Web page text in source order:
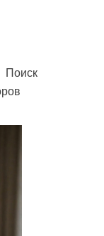
Поиск